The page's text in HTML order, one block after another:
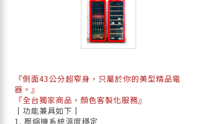
『側面43公分超窄身，只屬於你的美型精品電
器。』
『全台獨家商品，顏色客製化服務』
║功能兼具如下║
1. 壓縮機系統溫度穩定